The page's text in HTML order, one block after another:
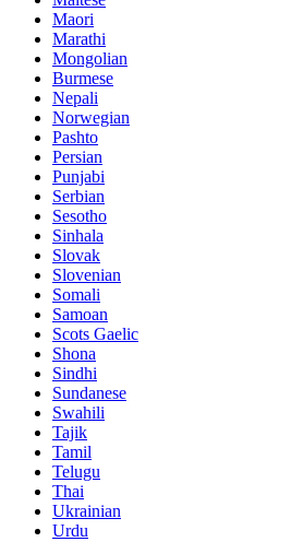
Maori
Marathi
Mongolian
Burmese
Nepali
Norwegian
Pashto
Persian
Punjabi
Serbian
Sesotho
Sinhala
Slovak
Slovenian
Somali
Samoan
Scots Gaelic
Shona
Sindhi
Sundanese
Swahili
Tajik
Tamil
Telugu
Thai
Ukrainian
Urdu